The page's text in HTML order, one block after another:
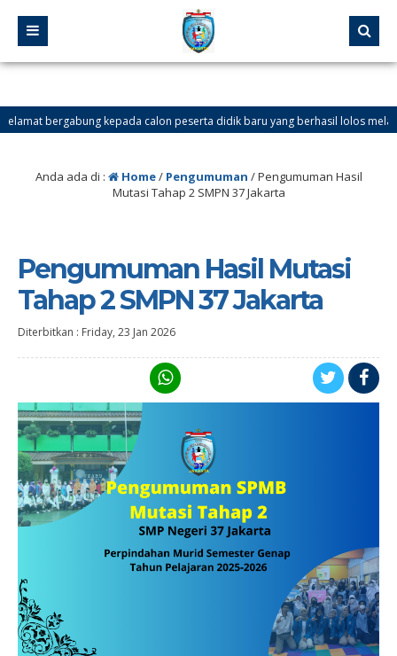
bergabung kepada calon peserta didik baru yang berhasil lolos melalui
DATANG DI WEBSITE SMP NEGERI 37 JAKARTA. Ingin tahu info tentang
Anda ada di : Home/ Pengumuman /Pengumuman Hasil
Mutasi Tahap 2 SMPN 37 Jakarta
Pengumuman Hasil Mutasi
Tahap 2 SMPN 37 Jakarta
Diterbitkan : Friday, 23 Jan 2026